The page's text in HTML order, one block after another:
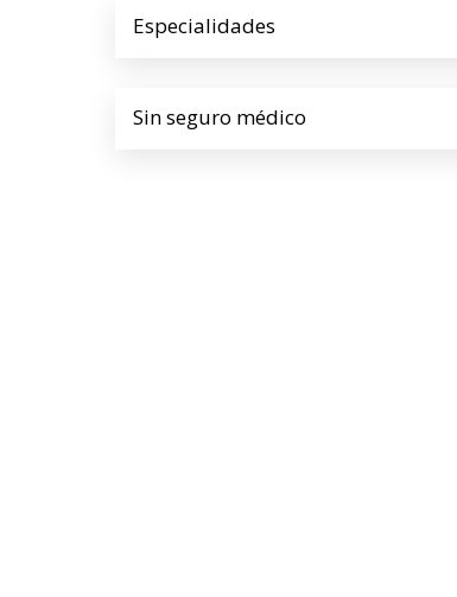
Especialidades
Sin seguro médico